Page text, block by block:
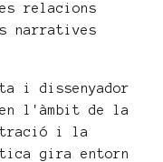
relacions
narratives
i dissenyador
l'àmbit de la
i la
gira entorn